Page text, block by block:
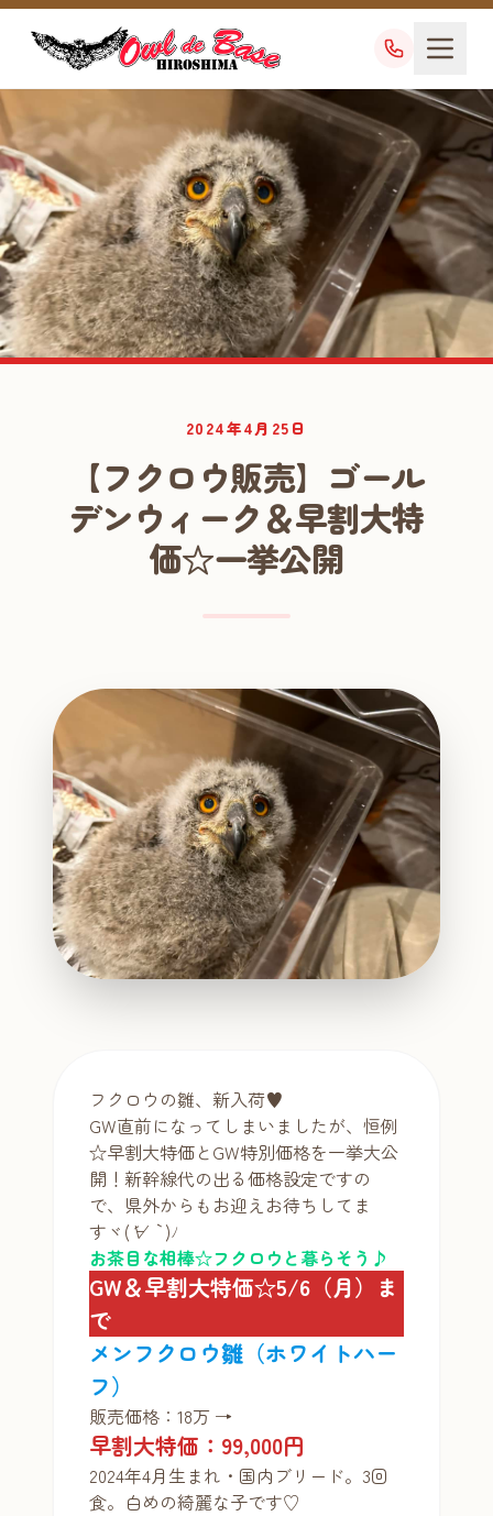
2024年4月25日
【フクロウ販売】ゴール
デンウィーク＆早割大特
価☆一挙公開
フクロウの雛、新入荷♥
GW直前になってしまいましたが、恒例
☆早割大特価とGW特別価格を一挙大公
開！新幹線代の出る価格設定ですの
で、県外からもお迎えお待ちしてま
すヾ( ´∀｀)ﾉ
お茶目な相棒☆フクロウと暮らそう♪
GW＆早割大特価☆5/6（月）ま
で
メンフクロウ雛 （ホワイトハー
フ）
販売価格：18万 →
早割大特価：99,000円
2024年4月生まれ・国内ブリード。3回
食。白めの綺麗な子です♡